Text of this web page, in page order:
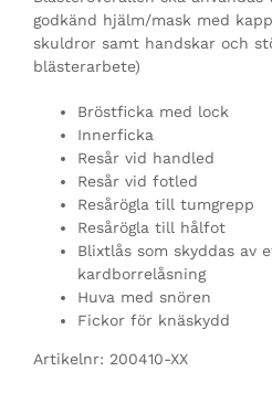
godkänd hjälm/mask med
skuldror samt handskar och
blästerarbete)
Bröstficka med lock
Innerficka
Resår vid handled
Resår vid fotled
Resårögla till tumgrepp
Resårögla till hålfot
Blixtlås som skyddas av
kardborrelåsning
Huva med snören
Fickor för knäskydd
Artikelnr: 200410-XX